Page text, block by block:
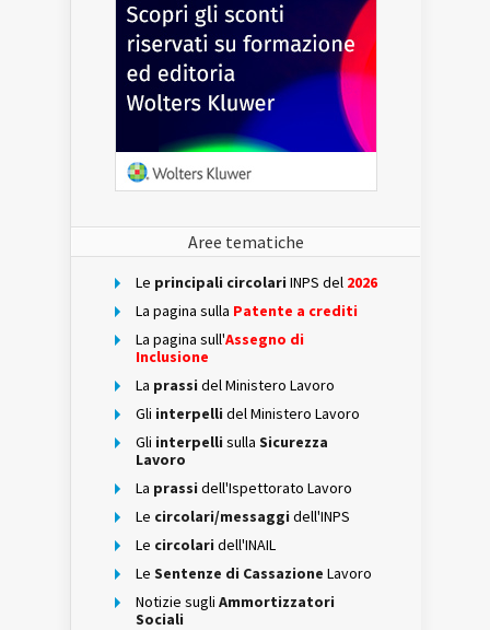
Aree tematiche
Le principali circolari INPS del 2026
La pagina sulla Patente a crediti
La pagina sull'Assegno di
Inclusione
La prassi del Ministero Lavoro
Gli interpelli del Ministero Lavoro
Gli interpelli sulla Sicurezza
Lavoro
La prassi dell'Ispettorato Lavoro
Le circolari/messaggi dell'INPS
Le circolari dell'INAIL
Le Sentenze di Cassazione Lavoro
Notizie sugli Ammortizzatori
Sociali